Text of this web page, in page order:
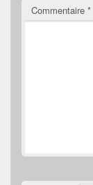
Commentaire *